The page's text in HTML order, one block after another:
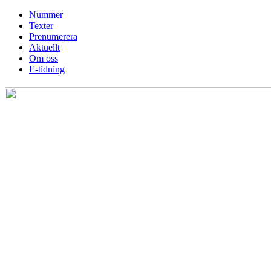
Skip
content
Nummer
Texter
Prenumerera
Aktuellt
Om oss
E-tidning